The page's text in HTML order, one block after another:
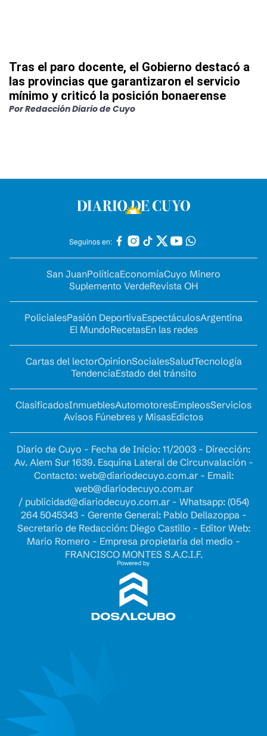
Tras el paro docente, el Gobierno destacó a
las provincias que garantizaron el servicio
mínimo y criticó la posición bonaerense
PorRedacción Diario de Cuyo
Seguinos en:
San JuanPolíticaEconomíaCuyo Minero
Suplemento VerdeRevista OH
PolicialesPasión DeportivaEspectáculosArgentina
El MundoRecetasEn las redes
Cartas del lectorOpinionSocialesSaludTecnología
TendenciaEstado del tránsito
ClasificadosInmueblesAutomotoresEmpleosServicios
Avisos Fúnebres y MisasEdictos
Diario de Cuyo - Fecha de Inicio: 11/2003 - Dirección:
Av. Alem Sur 1639. Esquina Lateral de Circunvalación -
Contacto: web@diariodecuyo.com.ar- Email:
web@diariodecuyo.com.ar
/ publicidad@diariodecuyo.com.ar- Whatsapp: (054)
264 5045343 - Gerente General: Pablo Dellazoppa -
Secretario de Redacción: Diego Castillo - Editor Web:
Mario Romero - Empresa propietaria del medio -
FRANCISCO MONTES S.A.C.I.F.